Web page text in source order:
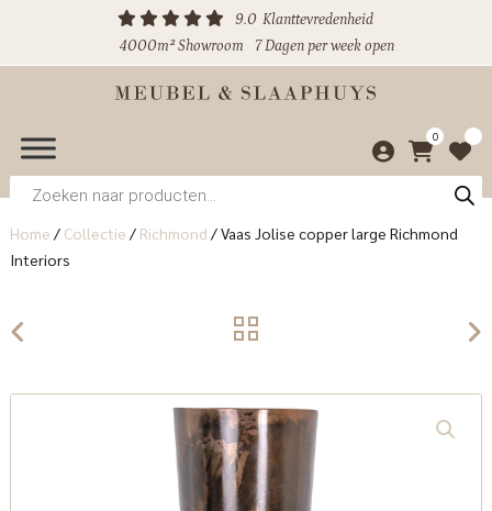
9.0 Klanttevredenheid
4000m² Showroom
7 Dagen per week open
0
Producten
zoeken
Home / Collectie / Richmond /Vaas Jolise copper large Richmond
Interiors